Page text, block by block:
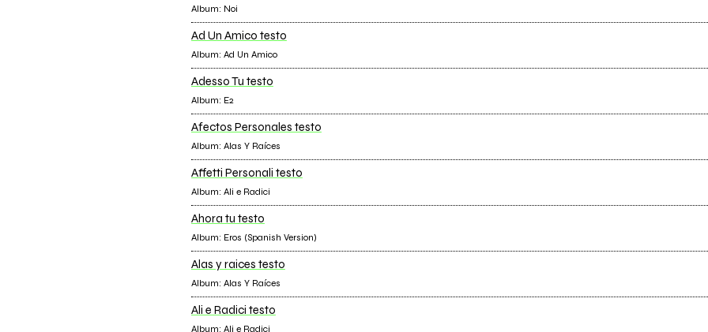
Album: Noi
Ad Un Amico testo
Album: Ad Un Amico
Adesso Tu testo
Album: E2
Afectos Personales testo
Album: Alas Y Raíces
Affetti Personali testo
Album: Ali e Radici
Ahora tu testo
Album: Eros (Spanish Version)
Alas y raices testo
Album: Alas Y Raíces
Ali e Radici testo
Album: Ali e Radici